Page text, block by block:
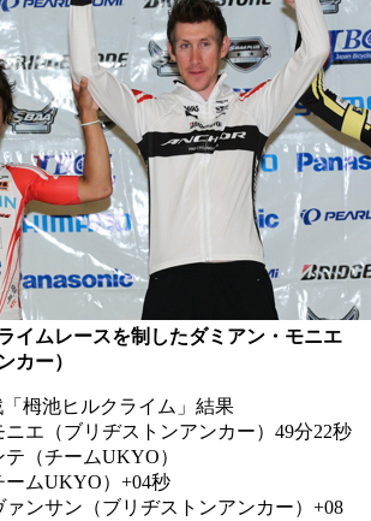
イムレースを制したダミアン・モニエ
カー）
栂池ヒルクライム」結果
エ（ブリヂストンアンカー）49分22秒
（チームUKYO）
ムUKYO）+04秒
ンサン（ブリヂストンアンカー）+08